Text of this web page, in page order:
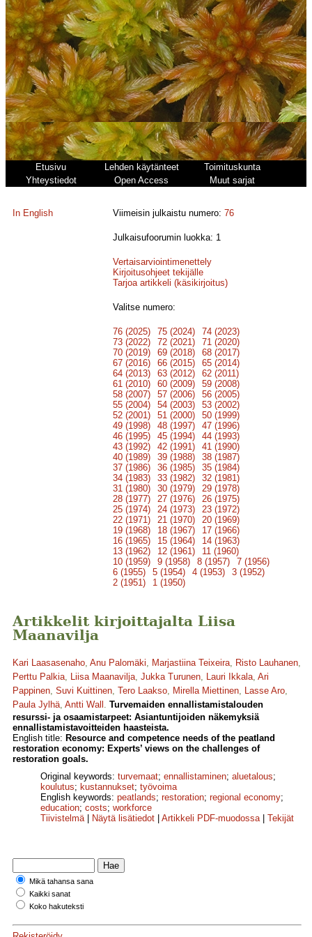
Etusivu Lehden käytänteet
Toimituskunta
Yhteystiedot
Open Access Muut sarjat
In English Viimeisin julkaistu numero:76
Julkaisufoorumin luokka: 1
Vertaisarviointimenettely
Kirjoitusohjeet tekijälle
Tarjoa artikkeli (käsikirjoitus)
Valitse numero:
76 (2025) 75 (2024)
74 (2023)
73 (2022)
72 (2021)
71 (2020)
70 (2019)
69 (2018)
68 (2017)
67 (2016)
66 (2015)
65 (2014)
64 (2013)
63 (2012)
62 (2011)
61 (2010)
60 (2009)
59 (2008)
58 (2007)
57 (2006)
56 (2005)
55 (2004)
54 (2003)
53 (2002)
52 (2001)
51 (2000)
50 (1999)
49 (1998)
48 (1997)
47 (1996)
46 (1995)
45 (1994)
44 (1993)
43 (1992)
42 (1991)
41 (1990)
40 (1989)
39 (1988)
38 (1987)
37 (1986)
36 (1985)
35 (1984)
34 (1983)
33 (1982)
32 (1981)
31 (1980)
30 (1979)
29 (1978)
28 (1977)
27 (1976)
26 (1975)
25 (1974)
24 (1973)
23 (1972)
22 (1971)
21 (1970)
20 (1969)
19 (1968)
18 (1967)
17 (1966)
16 (1965)
15 (1964)
14 (1963)
13 (1962)
12 (1961)
11 (1960)
10 (1959)
9 (1958) 8 (1957)
7 (1956)
6 (1955)
5 (1954) 4 (1953)
3 (1952)
2 (1951)
1 (1950)
Artikkelit kirjoittajalta Liisa
Maanavilja
Kari Laasasenaho, Anu Palomäki, Marjastiina Teixeira, Risto Lauhanen,
Perttu Palkia, Liisa Maanavilja, Jukka Turunen, Lauri Ikkala, Ari
Pappinen, Suvi Kuittinen, Tero Laakso, Mirella Miettinen, Lasse Aro,
Paula Jylhä, Antti Wall . Turvemaiden ennallistamistalouden
resurssi- ja osaamistarpeet: Asiantuntijoiden näkemyksiä
ennallistamistavoitteiden haasteista.
English title: Resource and competence needs of the peatland
restoration economy: Experts’ views on the challenges of
restoration goals.
Original keywords: turvemaat; ennallistaminen; aluetalous;
koulutus; kustannukset; työvoima
English keywords: peatlands; restoration; regional economy;
education; costs; workforce
Tiivistelmä| Näytä lisätiedot Artikkeli PDF-muodossa| Tekijät
Mikä tahansa sana
Kaikki sanat
Koko hakuteksti